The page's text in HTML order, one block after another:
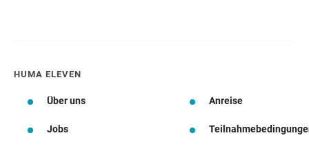
HUMA ELEVEN
Über uns Anreise
Jobs